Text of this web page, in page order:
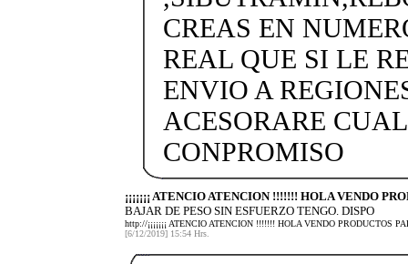
CREAS EN
REAL QUE SI LE
ENVIO A
ACESORARE
CONPROMISO
¡¡¡¡¡¡¡ ATENCIO ATENCION !!!!!!! HOLA VENDO
BAJAR DE PESO SIN ESFUERZO TENGO. DISPO
http://¡¡¡¡¡¡¡ ATENCIO ATENCION !!!!!!! HOLA VENDO PRODUCTOS
[6/12/2019] 15:54 Hrs.